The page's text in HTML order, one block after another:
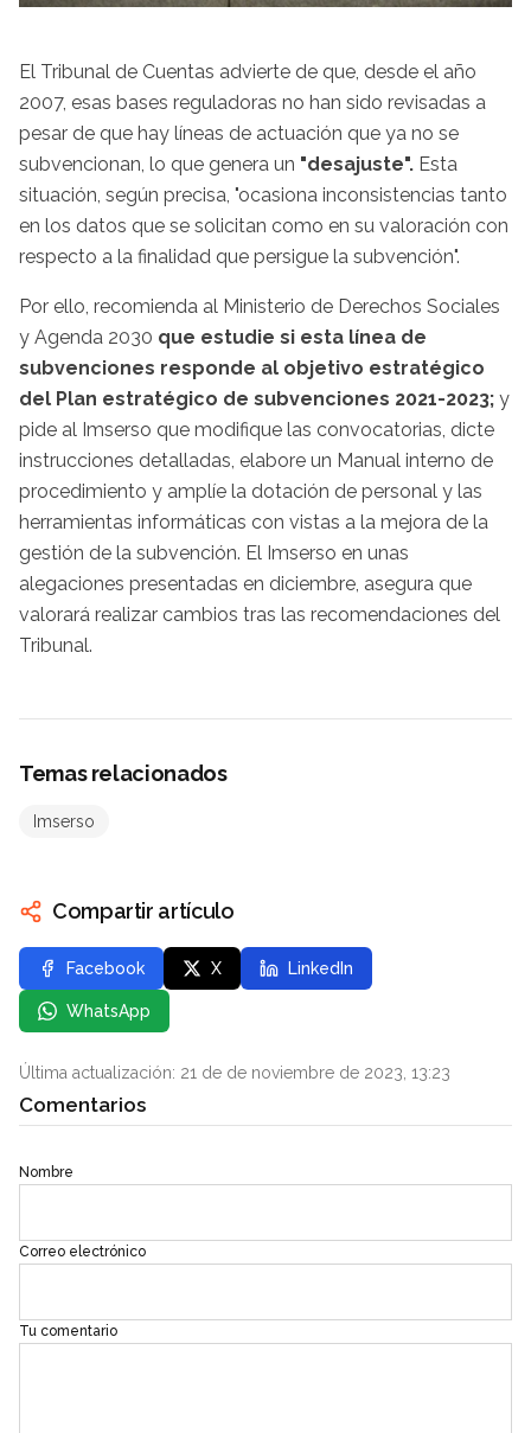
El Tribunal de Cuentas advierte de que, desde el año
2007, esas bases reguladoras no han sido revisadas a
pesar de que hay líneas de actuación que ya no se
subvencionan, lo que genera un "desajuste". Esta
situación, según precisa, "ocasiona inconsistencias tanto
en los datos que se solicitan como en su valoración con
respecto a la finalidad que persigue la subvención".
Por ello, recomienda al Ministerio de Derechos Sociales
y Agenda 2030 que estudie si esta línea de
subvenciones responde al objetivo estratégico
del Plan estratégico de subvenciones 2021-2023; y
pide al Imserso que modifique las convocatorias, dicte
instrucciones detalladas, elabore un Manual interno de
procedimiento y amplíe la dotación de personal y las
herramientas informáticas con vistas a la mejora de la
gestión de la subvención. El Imserso en unas
alegaciones presentadas en diciembre, asegura que
valorará realizar cambios tras las recomendaciones del
Tribunal.
Temas relacionados
Imserso
Compartir artículo
Facebook X LinkedIn
WhatsApp
Última actualización: 21 de de noviembre de 2023, 13:23
Comentarios
Nombre
Correo electrónico
Tu comentario